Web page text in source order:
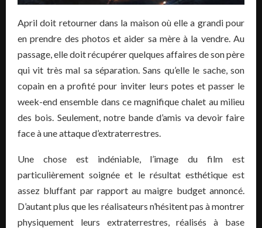
April doit retourner dans la maison où elle a grandi pour
en prendre des photos et aider sa mère à la vendre. Au
passage, elle doit récupérer quelques affaires de son père
qui vit très mal sa séparation. Sans qu’elle le sache, son
copain en a profité pour inviter leurs potes et passer le
week-end ensemble dans ce magnifique chalet au milieu
des bois. Seulement, notre bande d’amis va devoir faire
face à une attaque d’extraterrestres.
Une chose est indéniable, l’image du film est
particulièrement soignée et le résultat esthétique est
assez bluffant par rapport au maigre budget annoncé.
D’autant plus que les réalisateurs n’hésitent pas à montrer
physiquement leurs extraterrestres, réalisés à base